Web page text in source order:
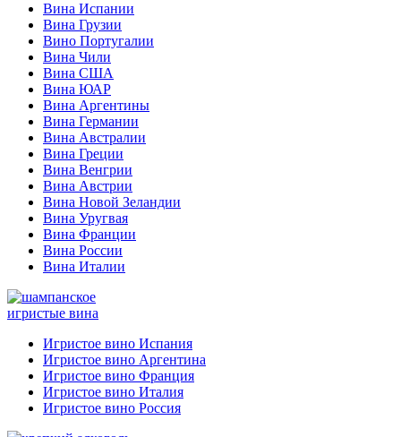
Вина Испании
Вина Грузии
Вино Португалии
Вина Чили
Вина США
Вина ЮАР
Вина Аргентины
Вина Германии
Вина Австралии
Вина Греции
Вина Венгрии
Вина Австрии
Вина Новой Зеландии
Вина Уругвая
Вина Франции
Вина России
Вина Италии
игристые вина
Игристое вино Испания
Игристое вино Аргентина
Игристое вино Франция
Игристое вино Италия
Игристое вино Россия